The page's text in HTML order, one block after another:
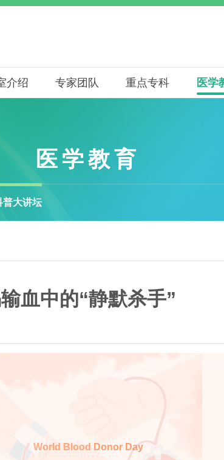
介绍 专家团队 重点专科 医学
医学教育
普大讲坛
血中的“静默杀手”
World Blood Donor Day